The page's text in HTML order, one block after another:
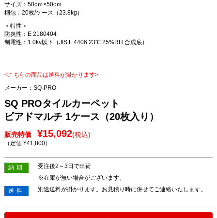
サイズ：50cｍ×50cｍ
梱包：20枚/ケース（23.8kg）
＜特性＞
防炎性：E 2180404
制電性：1.0kv以下（JIS L 4406 23℃ 25%RH 合成底）
<こちらの商品は送料が掛かります>
メーカー： SQ-PRO
SQ PROタイルカーペット
ピアドマルチ 1ケース（20枚入り）
販売特価 ¥15,092(税込)
（定価 ¥41,800）
納期
受注後2～3日で出荷
※在庫が無い場合がございます。
送料
別途送料が掛かります。お見積り時に併せてご連絡いたします。